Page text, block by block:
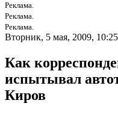
Реклама.
Реклама.
Реклама.
Вторник, 5 мая, 2009, 10:25
Как
испытывал
Киров